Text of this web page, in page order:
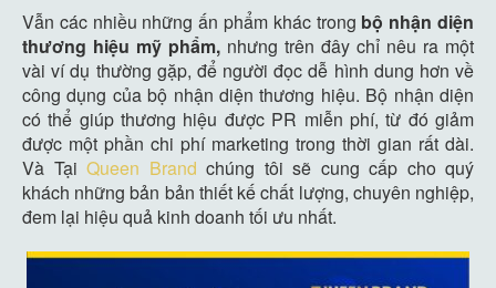
Vẫn các nhiều những ấn phẩm khác trong bộ nhận diện
thương hiệu mỹ phẩm, nhưng trên đây chỉ nêu ra một
vài ví dụ thường gặp, để người đọc dễ hình dung hơn về
công dụng của bộ nhận diện thương hiệu. Bộ nhận diện
có thể giúp thương hiệu được PR miễn phí, từ đó giảm
được một phần chi phí marketing trong thời gian rất dài.
Và Tại Queen Brand chúng tôi sẽ cung cấp cho quý
khách những bản bản thiết kế chất lượng, chuyên nghiệp,
đem lại hiệu quả kinh doanh tối ưu nhất.